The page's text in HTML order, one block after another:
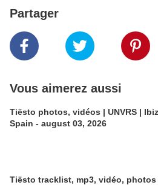
Partager
Vous aimerez aussi
Tiësto photos, vidéos | UNVRS |
Spain - august 03, 2026
Tiësto tracklist, mp3, vidéo, photos